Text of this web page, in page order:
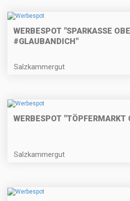
WERBESPOT "SPARKASSE
#GLAUBANDICH"
Salzkammergut
WERBESPOT "TÖPFERMARKT
Salzkammergut